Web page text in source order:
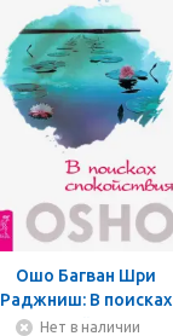
Ошо Багван Шри
Раджниш: В поисках
спокойствия
Нет в наличии